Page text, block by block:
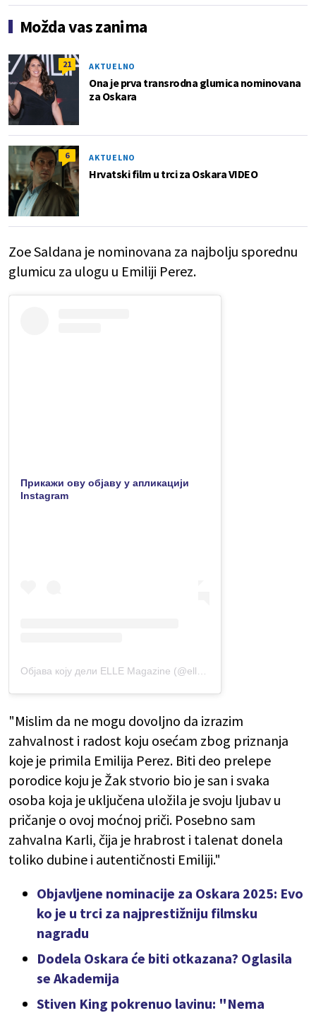
Možda vas zanima
21 AKTUELNO
Ona je prva transrodna glumica nominovana
za Oskara
6 AKTUELNO
Hrvatski film u trci za Oskara VIDEO
Zoe Saldana je nominovana za najbolju sporednu
glumicu za ulogu u Emiliji Perez.
Прикажи ову објаву у апликацији
Instagram
"Mislim da ne mogu dovoljno da izrazim
zahvalnost i radost koju osećam zbog priznanja
koje je primila Emilija Perez. Biti deo prelepe
porodice koju je Žak stvorio bio je san i svaka
osoba koja je uključena uložila je svoju ljubav u
pričanje o ovoj moćnoj priči. Posebno sam
zahvalna Karli, čija je hrabrost i talenat donela
toliko dubine i autentičnosti Emiliji."
Objavljene nominacije za Oskara 2025: Evo
ko je u trci za najprestižniju filmsku
nagradu
Dodela Oskara će biti otkazana? Oglasila
se Akademija
Stiven King pokrenuo lavinu: "Nema